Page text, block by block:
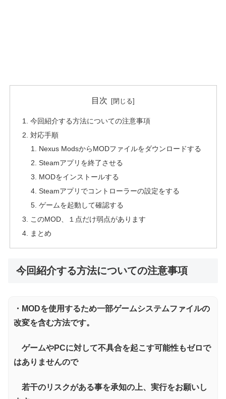
目次
今回紹介する方法についての注意事項
対応手順
Nexus ModsからMODファイルをダウンロードする
Steamアプリを終了させる
MODをインストールする
Steamアプリでコントローラーの設定をする
ゲームを起動して確認する
このMOD、１点だけ弱点があります
まとめ
今回紹介する方法についての注意事項
・MODを使用するため一部ゲームシステムファイルの
改変を含む方法です。
ゲームやPCに対して不具合を起こす可能性もゼロで
はありませんので
若干のリスクがある事を承知の上、実行をお願いし